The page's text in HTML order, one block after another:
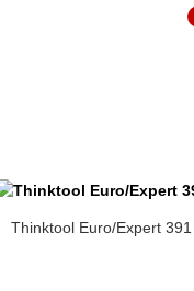
Thinktool Euro/Expert 391